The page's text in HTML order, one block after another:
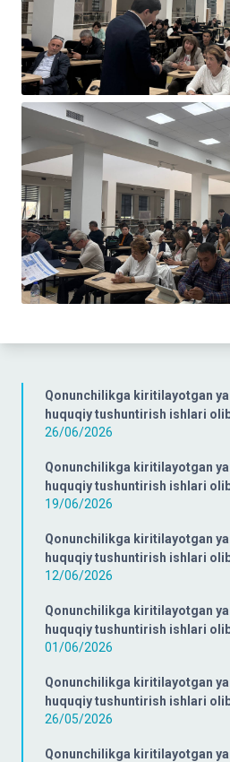
Qonunchilikga kiritilayotgan
huquqiy tushuntirish ishlari
26/06/2026
Qonunchilikga kiritilayotgan
huquqiy tushuntirish ishlari
19/06/2026
Qonunchilikga kiritilayotgan
huquqiy tushuntirish ishlari
12/06/2026
Qonunchilikga kiritilayotgan
huquqiy tushuntirish ishlari
01/06/2026
Qonunchilikga kiritilayotgan
huquqiy tushuntirish ishlari
26/05/2026
Qonunchilikga kiritilayotgan